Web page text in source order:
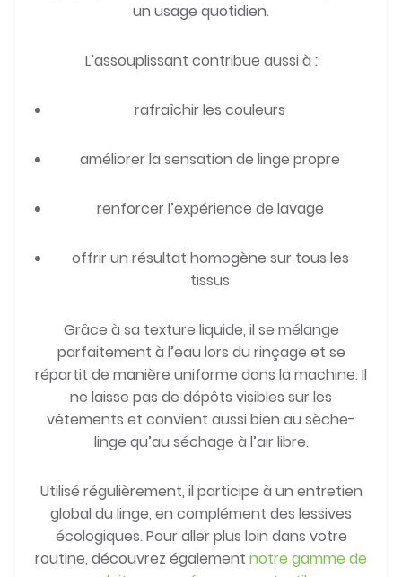
un usage quotidien.
L’assouplissant contribue aussi à :
rafraîchir les couleurs
améliorer la sensation de linge propre
renforcer l’expérience de lavage
offrir un résultat homogène sur tous les
tissus
Grâce à sa texture liquide, il se mélange
parfaitement à l’eau lors du rinçage et se
répartit de manière uniforme dans la machine. Il
ne laisse pas de dépôts visibles sur les
vêtements et convient aussi bien au sèche-
linge qu’au séchage à l’air libre.
Utilisé régulièrement, il participe à un entretien
global du linge, en complément des lessives
écologiques. Pour aller plus loin dans votre
routine, découvrez également notre gamme de